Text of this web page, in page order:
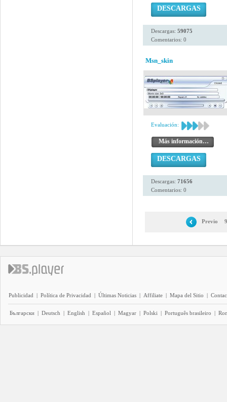
DESCARGAS
Descargas: 59075
Comentarios: 0
Msn_skin
Evaluación:
Más información…
DESCARGAS
Descargas: 71656
Comentarios: 0
Previo 9
Publicidad | Política de Privacidad | Últimas Noticias | Affiliate | Mapa del Sitio |
Български | Deutsch | English | Español | Magyar | Polski | Português brasileiro |